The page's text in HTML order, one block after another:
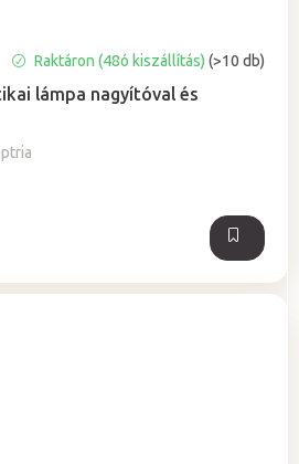
lámpa nagyítóval és
Raktáron (48ó kiszállítás)(>10 db)